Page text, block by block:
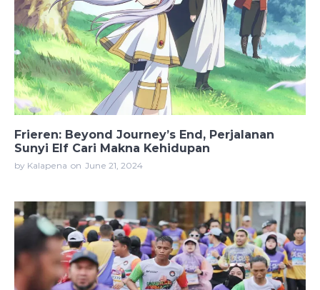
Frieren: Beyond Journey’s End, Perjalanan
Sunyi Elf Cari Makna Kehidupan
by Kalapena on June 21, 2024